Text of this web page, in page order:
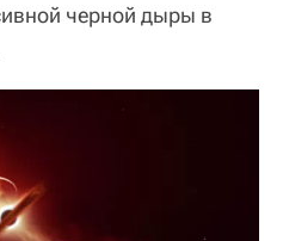
черной дыры в